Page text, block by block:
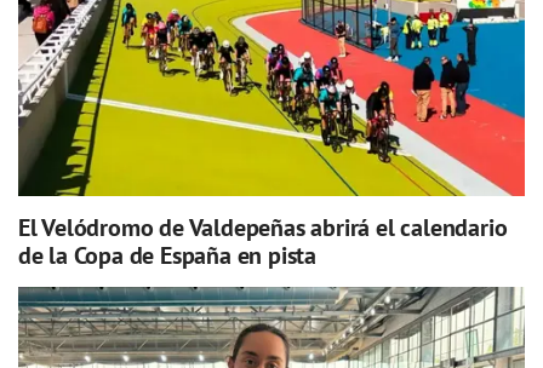
El Velódromo de Valdepeñas abrirá el calendario
de la Copa de España en pista